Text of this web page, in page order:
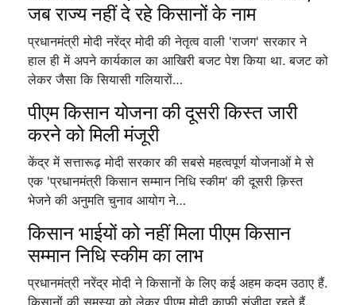
जब राज्य नहीं दे रहे किसानों के नाम
प्रधानमंत्री मोदी नरेंद्र मोदी की नेतृत्व वाली 'राजग' सरकार ने
हाल ही में अपने कार्यकाल का आखिरी बजट पेश किया था. बजट को
लेकर जैसा कि सियासी गलियारों…
पीएम किसान योजना की दूसरी किस्त जारी
करने को मिली मंजूरी
केंद्र में सत्तारूढ़ मोदी सरकार की सबसे महत्वपूर्ण योजनाओं मे से
एक 'प्रधानमंत्री किसान सम्मान निधि स्कीम' की दूसरी क़िस्त
भेजने की अनुमति चुनाव आयोग ने…
किसान भाईयों को नहीं मिला पीएम किसान
सम्मान निधि स्कीम का लाभ
प्रधानमंत्री नरेंद्र मोदी ने किसानों के लिए कई अहम कदम उठाए हैं.
किसानों की समस्या को लेकर पीएम मोदी काफी संजीदा रहते हैं.